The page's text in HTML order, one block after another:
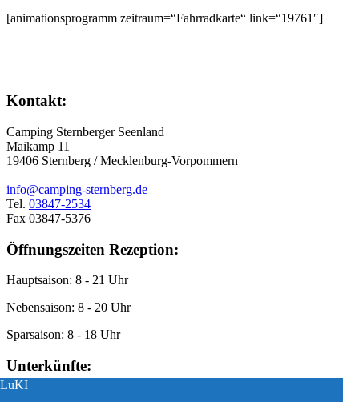
[animationsprogramm zeitraum=“Fahrradkarte“ link=“19761″]
Kontakt:
Camping Sternberger Seenland
Maikamp 11
19406 Sternberg / Mecklenburg-Vorpommern
info@camping-sternberg.de
Tel. 03847-2534
Fax 03847-5376
Öffnungszeiten Rezeption:
Hauptsaison: 8 - 21 Uhr
Nebensaison: 8 - 20 Uhr
Sparsaison: 8 - 18 Uhr
Unterkünfte:
LuKI
LuKI